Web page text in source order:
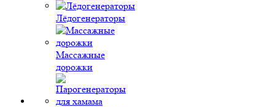
Лёдогенераторы
Массажные
дорожки